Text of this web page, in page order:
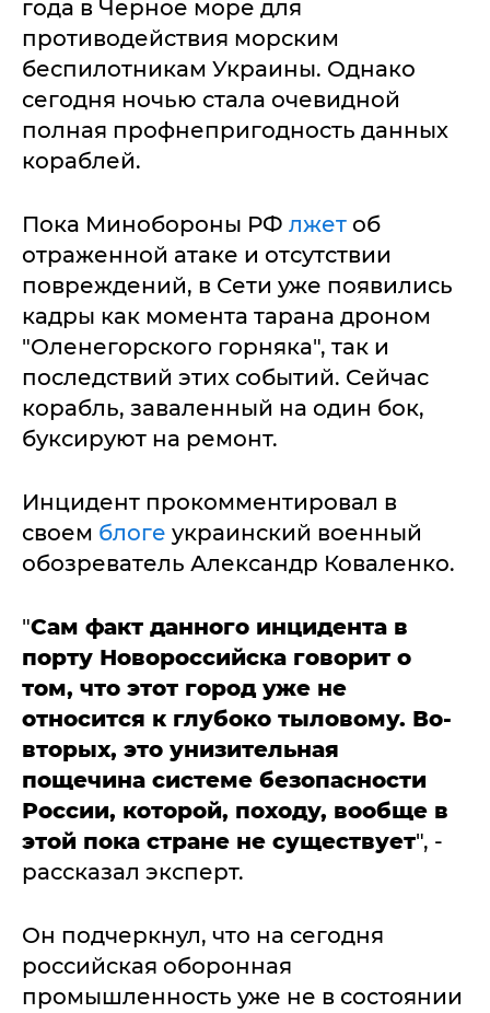
года в Черное море для
противодействия морским
беспилотникам Украины. Однако
сегодня ночью стала очевидной
полная профнепригодность данных
кораблей.
Пока Минобороны РФ лжет об
отраженной атаке и отсутствии
повреждений, в Сети уже появились
кадры как момента тарана дроном
"Оленегорского горняка", так и
последствий этих событий. Сейчас
корабль, заваленный на один бок,
буксируют на ремонт.
Инцидент прокомментировал в
своем блоге украинский военный
обозреватель Александр Коваленко.
"Сам факт данного инцидента в
порту Новороссийска говорит о
том, что этот город уже не
относится к глубоко тыловому. Во-
вторых, это унизительная
пощечина системе безопасности
России, которой, походу, вообще в
этой пока стране не существует", -
рассказал эксперт.
Он подчеркнул, что на сегодня
российская оборонная
промышленность уже не в состоянии